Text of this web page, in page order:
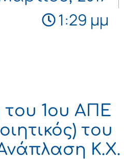
1:29 μμ
του 1ου ΑΠΕ
του
Κ.Χ.